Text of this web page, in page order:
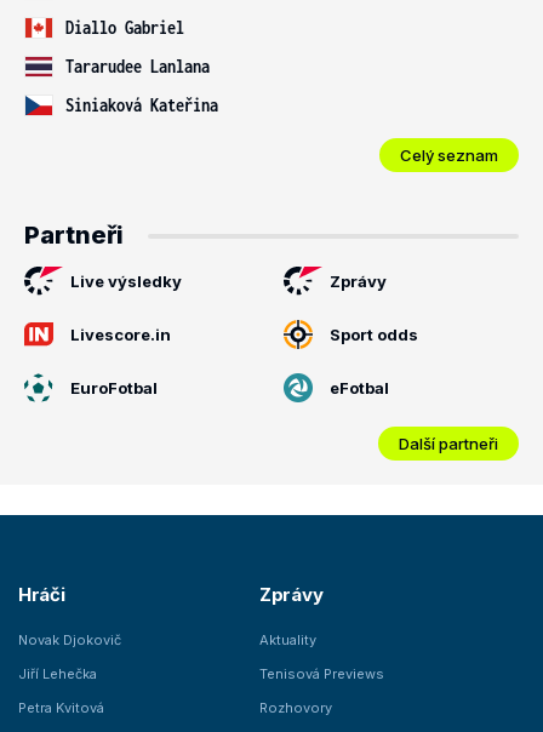
Diallo Gabriel
Tararudee Lanlana
Siniaková Kateřina
Celý seznam
Partneři
Live výsledky Zprávy
Livescore.in Sport odds
EuroFotbal eFotbal
Další partneři
Hráči
Novak Djokovič
Jiří Lehečka
Petra Kvitová
Zprávy
Aktuality
Tenisová Previews
Rozhovory